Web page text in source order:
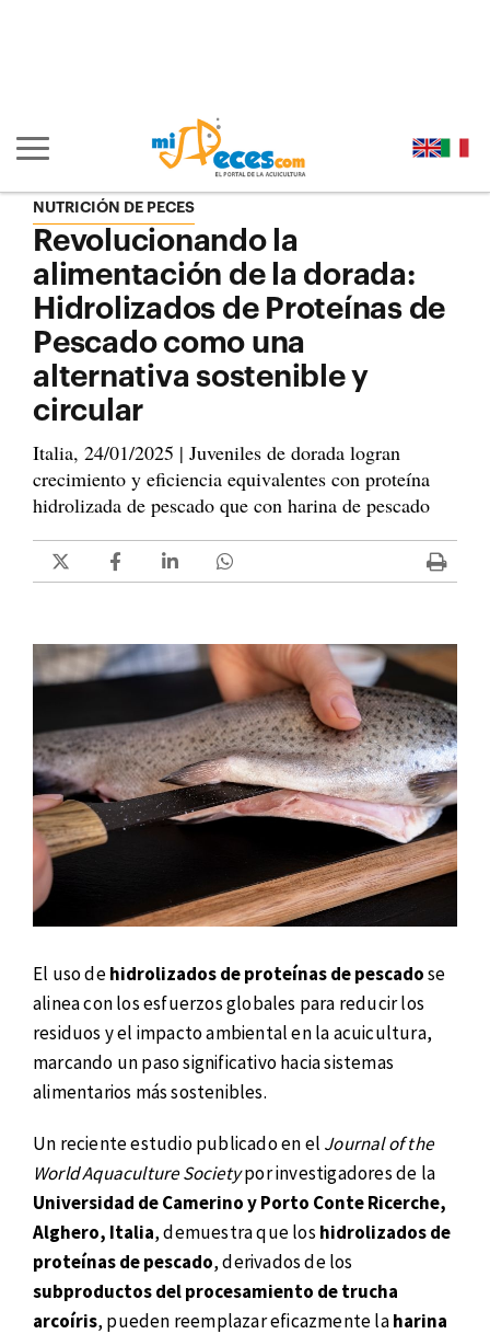
Mostrar/ocultar navegación principal
NUTRICIÓN DE PECES
Revolucionando la
alimentación de la dorada:
Hidrolizados de Proteínas de
Pescado como una
alternativa sostenible y
circular
Italia, 24/01/2025 | Juveniles de dorada logran
crecimiento y eficiencia equivalentes con proteína
hidrolizada de pescado que con harina de pescado
El uso dehidrolizados de proteínas de pescadose
alinea con los esfuerzos globales para reducir los
residuos y el impacto ambiental en la acuicultura,
marcando un paso significativo hacia sistemas
alimentarios más sostenibles.
Un reciente estudio publicado en el Journal of the
World Aquaculture Societypor investigadores de la
Universidad de Camerino y Porto Conte Ricerche,
Alghero, Italia, demuestra que los hidrolizados de
proteínas de pescado, derivados de los
subproductos del procesamiento de trucha
arcoíris, pueden reemplazar eficazmente laharina